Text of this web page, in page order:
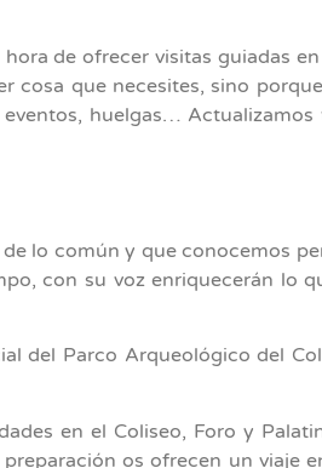
de ofrecer visitas guiadas
que necesites, sino
huelgas…
lo común y que conocemos
con su voz enriquecerán lo
del Parco Arqueológico del
en el Coliseo, Foro y
os ofrecen un viaje